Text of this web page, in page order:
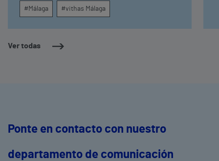
Ver todas
quirúrgicas ambulatorias y un 7% las consultas
como oftalmología, aparato digestivo,
#Málaga #vithas Málaga
Ponte en contacto con nuestro
departamento de comunicación